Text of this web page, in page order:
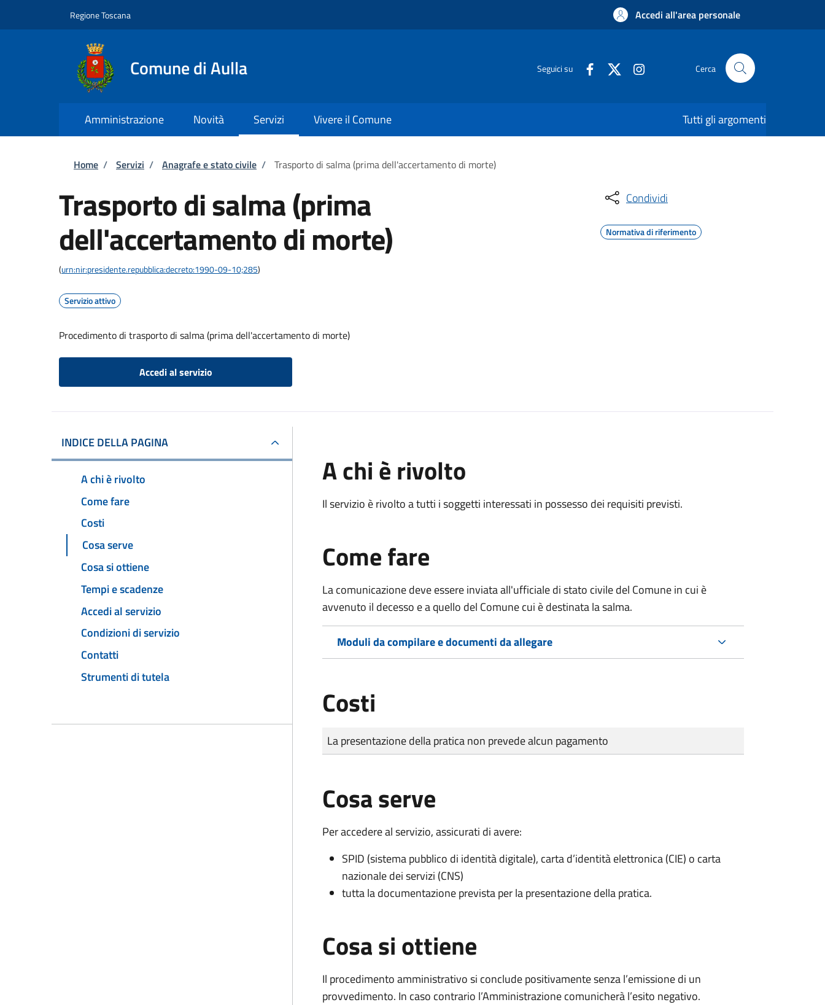
Regione Toscana Accedi all'area personale
Comune di Aulla Seguici su Cerca
Amministrazione Novità Servizi Vivere il Comune Tutti gli argomenti
Briciole di pane
Home / Servizi / Anagrafe e stato civile / Trasporto di salma (prima dell'accertamento di morte)
Trasporto di salma (prima
dell'accertamento di morte)
(urn:nir:presidente.repubblica:decreto:1990-09-10;285)
Servizio attivo
Procedimento di trasporto di salma (prima dell'accertamento di morte)
Accedi al servizio
Condividi
Normativa di riferimento
INDICE DELLA PAGINA
A chi è rivolto
Come fare
Costi
Cosa serve
Cosa si ottiene
Tempi e scadenze
Accedi al servizio
Condizioni di servizio
Contatti
Strumenti di tutela
A chi è rivolto
Il servizio è rivolto a tutti i soggetti interessati in possesso dei requisiti previsti.
Come fare
La comunicazione deve essere inviata all'ufficiale di stato civile del Comune in cui è
avvenuto il decesso e a quello del Comune cui è destinata la salma.
Moduli da compilare e documenti da allegare
Costi
Tipo di pagamento
Importo
La presentazione della pratica non prevede alcun pagamento
Cosa serve
Per accedere al servizio, assicurati di avere:
SPID (sistema pubblico di identità digitale), carta d’identità elettronica (CIE) o carta
nazionale dei servizi (CNS)
tutta la documentazione prevista per la presentazione della pratica.
Cosa si ottiene
Il procedimento amministrativo si conclude positivamente senza l’emissione di un
provvedimento. In caso contrario l’Amministrazione comunicherà l’esito negativo.